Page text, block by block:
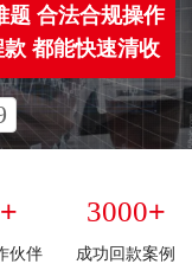
题 合法合规操作
都能快速清收
+
伙伴
3000+
成功回款案例